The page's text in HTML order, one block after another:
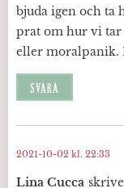
bjuda igen och ta
prat om hur vi tar
eller moralpanik.
SVARA
Lina Cucca
2021-10-02 kl. 22:33